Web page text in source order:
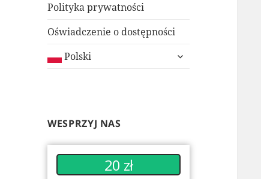
Polityka prywatności
Oświadczenie o dostępności
Polski
rozwiń
WESPRZYJ NAS
20 zł